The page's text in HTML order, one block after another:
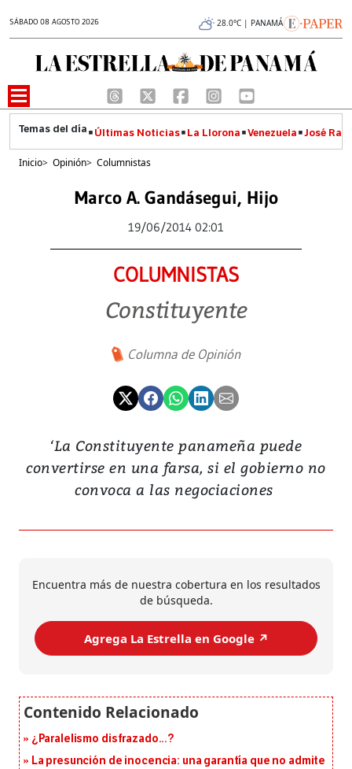
SÁBADO 08 AGOSTO 2026 28.0°C | PANAMÁ
Últimas Noticias La Llorona Venezuela José
Inicio> Opinión> Columnistas
Marco A. Gandásegui, Hijo
19/06/2014 02:01
COLUMNISTAS
Constituyente
Columna de Opinión
‘La Constituyente panameña puede
convertirse en una farsa, si el gobierno no
convoca a las negociaciones
Encuentra más de nuestra cobertura en los resultados
de búsqueda.
Agrega La Estrella en Google ↗️
¿Paralelismo disfrazado...?
La presunción de inocencia: una garantía que no admite